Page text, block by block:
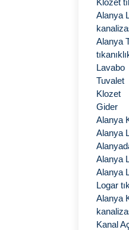
Klozet
Alanya
Alanya
Lavabo
Tuvalet
Klozet
Gider
Alanya
Alanya
Alanya
Alanya
Logar
Alanya
Kanal